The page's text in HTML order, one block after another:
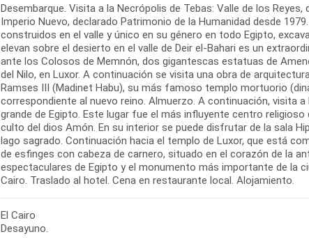
Desembarque. Visita a la Necrópolis de Tebas: Valle de los
Imperio Nuevo, declarado Patrimonio de la Humanidad desde
construidos en el valle y único en su género en todo Egipto,
elevan sobre el desierto en el valle de Deir el-Bahari es un
ante los Colosos de Memnón, dos gigantescas estatuas de
del Nilo, en Luxor. A continuación se visita una obra de
Ramses III (Madinet Habu), su más famoso templo mortuorio
correspondiente al nuevo reino. Almuerzo. A continuación, visita
grande de Egipto. Este lugar fue el más influyente centro
culto del dios Amón. En su interior se puede disfrutar de la sala
lago sagrado. Continuación hacia el templo de Luxor, que está
de esfinges con cabeza de carnero, situado en el corazón de la
espectaculares de Egipto y el monumento más importante de la
Cairo. Traslado al hotel. Cena en restaurante local. Alojamiento.
El Cairo
Desayuno.